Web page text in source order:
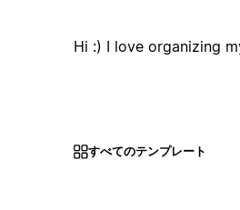
Hi :) I love organizing
すべてのテンプレート